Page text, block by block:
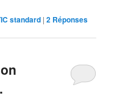
standard |2 Réponses